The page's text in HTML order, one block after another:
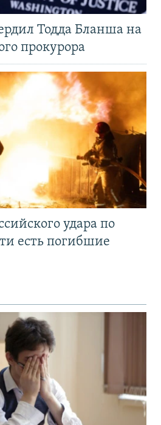
Тодда Бланша на
прокурора
удара по
есть погибшие